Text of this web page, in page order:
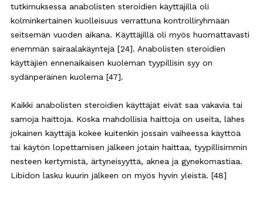
tutkimuksessa anabolisten steroidien käyttäjillä oli
kolminkertainen kuolleisuus verrattuna kontrolliryhmään
seitsemän vuoden aikana. Käyttäjillä oli myös huomattavasti
enemmän sairaalakäyntejä [24]. Anabolisten steroidien
käyttäjien ennenaikaisen kuoleman tyypillisin syy on
sydänperäinen kuolema [47].
Kaikki anabolisten steroidien käyttäjät eivät saa vakavia tai
samoja haittoja. Koska mahdollisia haittoja on useita, lähes
jokainen käyttäjä kokee kuitenkin jossain vaiheessa käyttöä
tai käytön lopettamisen jälkeen jotain haittaa, tyypillisimmin
nesteen kertymistä, ärtyneisyyttä, aknea ja gynekomastiaa.
Libidon lasku kuurin jälkeen on myös hyvin yleistä. [48]